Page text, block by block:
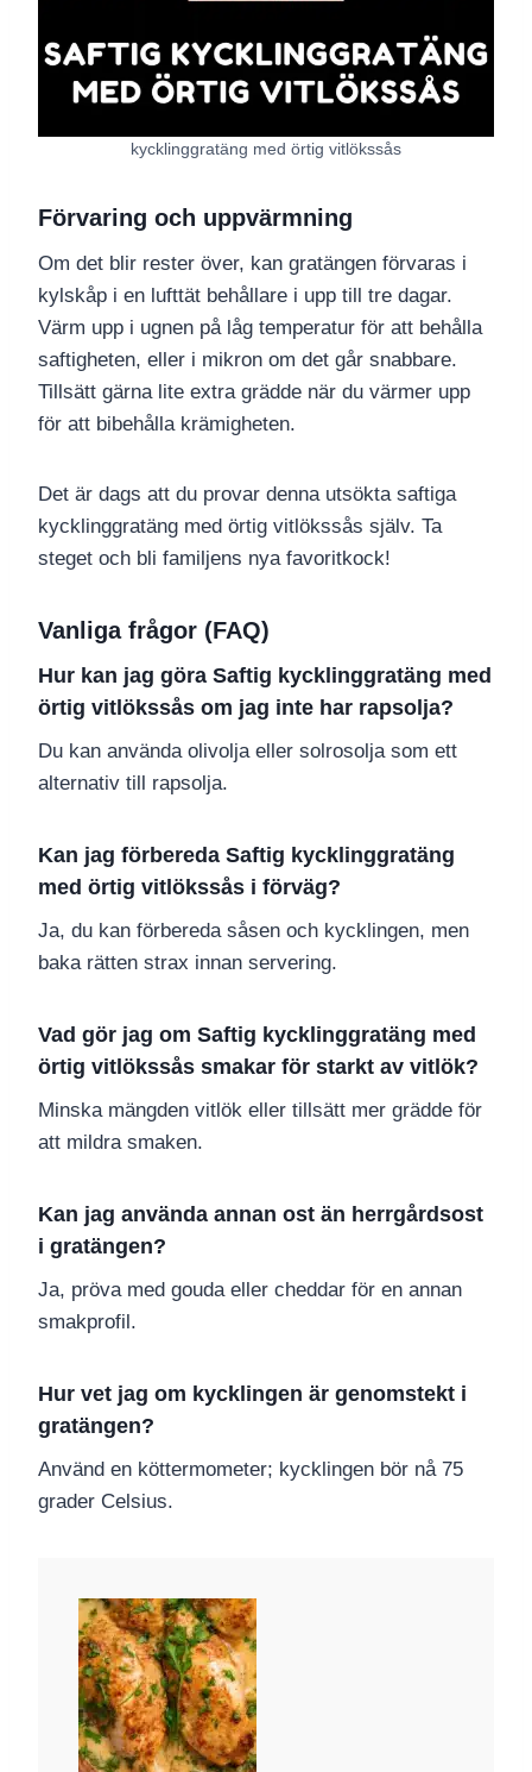
kycklinggratäng med örtig vitlökssås
Förvaring och uppvärmning
Om det blir rester över, kan gratängen förvaras i
kylskåp i en lufttät behållare i upp till tre dagar.
Värm upp i ugnen på låg temperatur för att behålla
saftigheten, eller i mikron om det går snabbare.
Tillsätt gärna lite extra grädde när du värmer upp
för att bibehålla krämigheten.
Det är dags att du provar denna utsökta saftiga
kycklinggratäng med örtig vitlökssås själv. Ta
steget och bli familjens nya favoritkock!
Vanliga frågor (FAQ)
Hur kan jag göra Saftig kycklinggratäng med
örtig vitlökssås om jag inte har rapsolja?
Du kan använda olivolja eller solrosolja som ett
alternativ till rapsolja.
Kan jag förbereda Saftig kycklinggratäng
med örtig vitlökssås i förväg?
Ja, du kan förbereda såsen och kycklingen, men
baka rätten strax innan servering.
Vad gör jag om Saftig kycklinggratäng med
örtig vitlökssås smakar för starkt av vitlök?
Minska mängden vitlök eller tillsätt mer grädde för
att mildra smaken.
Kan jag använda annan ost än herrgårdsost
i gratängen?
Ja, pröva med gouda eller cheddar för en annan
smakprofil.
Hur vet jag om kycklingen är genomstekt i
gratängen?
Använd en köttermometer; kycklingen bör nå 75
grader Celsius.